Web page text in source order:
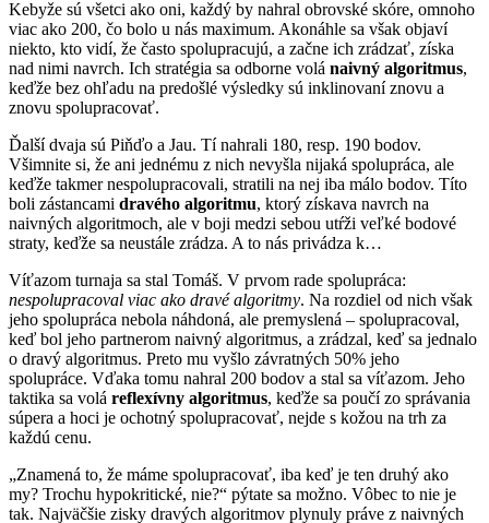
Kebyže sú všetci ako oni, každý by nahral obrovské skóre, omnoho
viac ako 200, čo bolo u nás maximum. Akonáhle sa však objaví
niekto, kto vidí, že často spolupracujú, a začne ich zrádzať, získa
nad nimi navrch. Ich stratégia sa odborne volá naivný algoritmus,
keďže bez ohľadu na predošlé výsledky sú inklinovaní znovu a
znovu spolupracovať.
Ďalší dvaja sú Piňďo a Jau. Tí nahrali 180, resp. 190 bodov.
Všimnite si, že ani jednému z nich nevyšla nijaká spolupráca, ale
keďže takmer nespolupracovali, stratili na nej iba málo bodov. Títo
boli zástancami dravého algoritmu, ktorý získava navrch na
naivných algoritmoch, ale v boji medzi sebou utŕži veľké bodové
straty, keďže sa neustále zrádza. A to nás privádza k…
Víťazom turnaja sa stal Tomáš. V prvom rade spolupráca:
nespolupracoval viac ako dravé algoritmy. Na rozdiel od nich však
jeho spolupráca nebola náhdoná, ale premyslená – spolupracoval,
keď bol jeho partnerom naivný algoritmus, a zrádzal, keď sa jednalo
o dravý algoritmus. Preto mu vyšlo závratných 50% jeho
spolupráce. Vďaka tomu nahral 200 bodov a stal sa víťazom. Jeho
taktika sa volá reflexívny algoritmus, keďže sa poučí zo správania
súpera a hoci je ochotný spolupracovať, nejde s kožou na trh za
každú cenu.
„Znamená to, že máme spolupracovať, iba keď je ten druhý ako
my? Trochu hypokritické, nie?“ pýtate sa možno. Vôbec to nie je
tak. Najväčšie zisky dravých algoritmov plynuly práve z naivných